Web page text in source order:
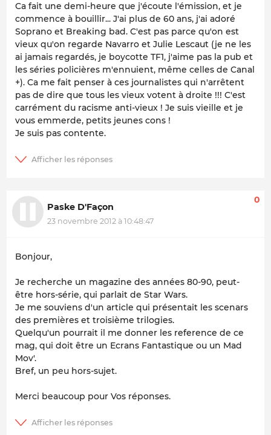
Ca fait une demi-heure que j'écoute l'émission, et je
commence à bouillir... J'ai plus de 60 ans, j'ai adoré
Soprano et Breaking bad. C'est pas parce qu'on est
vieux qu'on regarde Navarro et Julie Lescaut (je ne les
ai jamais regardés, je boycotte TF1, j'aime pas la pub et
les séries policières m'ennuient, même celles de Canal
+). Ca me fait penser à ces journalistes qui n'arrêtent
pas de dire que tous les vieux votent à droite !!! C'est
carrément du racisme anti-vieux ! Je suis vieille et je
vous emmerde, petits jeunes cons !
Je suis pas contente.
Paske D'Façon
23 novembre 2012 à 10:48:47
0
Bonjour,
Je recherche un magazine des années 80-90, peut-
être hors-série, qui parlait de Star Wars.
Je me souviens d'un article qui présentait les scenars
des premières et troisième trilogies.
Quelqu'un pourrait il me donner les reference de ce
mag, qui doit être un Ecrans Fantastique ou un Mad
Mov'.
Bref, un peu hors-sujet.
Merci beaucoup pour Vos réponses.